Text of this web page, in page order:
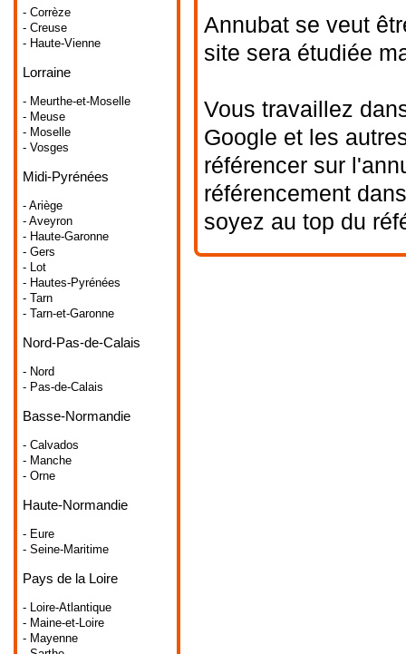
- Corrèze
- Creuse
- Haute-Vienne
Lorraine
- Meurthe-et-Moselle
- Meuse
- Moselle
- Vosges
Midi-Pyrénées
- Ariège
- Aveyron
- Haute-Garonne
- Gers
- Lot
- Hautes-Pyrénées
- Tarn
- Tarn-et-Garonne
Nord-Pas-de-Calais
- Nord
- Pas-de-Calais
Basse-Normandie
- Calvados
- Manche
- Orne
Haute-Normandie
- Eure
- Seine-Maritime
Pays de la Loire
- Loire-Atlantique
- Maine-et-Loire
- Mayenne
Annubat se veut
site sera étudiée
Vous travaillez
Google et les
référencer sur
référencement
soyez au top du